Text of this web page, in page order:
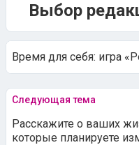
Выбор
Время для себя: игра
Следующая тема
Расскажите о ваших
которые планируете